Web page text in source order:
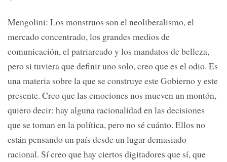
Mengolini: Los monstruos son el neoliberalismo, el
mercado concentrado, los grandes medios de
comunicación, el patriarcado y los mandatos de belleza,
pero si tuviera que definir uno solo, creo que es el odio. Es
una materia sobre la que se construye este Gobierno y este
presente. Creo que las emociones nos mueven un montón,
quiero decir: hay alguna racionalidad en las decisiones
que se toman en la política, pero no sé cuánto. Ellos no
están pensando un país desde un lugar demasiado
racional. Sí creo que hay ciertos digitadores que sí, que